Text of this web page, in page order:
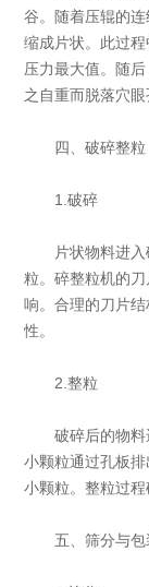
谷。随着压辊的
缩成片状。此过
压力最大值。随
之自重而脱落穴眼
四、破碎整粒
1.破碎
片状物料进入
粒。碎整粒机的
响。合理的刀片
性。
2.整粒
破碎后的物料
小颗粒通过孔板
小颗粒。整粒过程
五、筛分与包